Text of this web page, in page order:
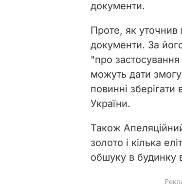
документи.
Проте, як уточнив
документи. За
"про
можуть дати
повинні
України.
Також
золото і кілька
обшуку в будинку